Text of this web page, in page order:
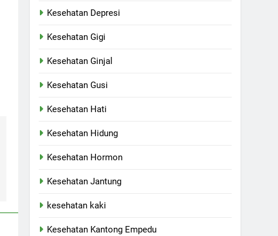
Kesehatan Depresi
Kesehatan Gigi
Kesehatan Ginjal
Kesehatan Gusi
Kesehatan Hati
Kesehatan Hidung
Kesehatan Hormon
Kesehatan Jantung
kesehatan kaki
Kesehatan Kantong Empedu